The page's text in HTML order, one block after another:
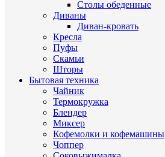
Столы обеденные
Диваны
Диван-кровать
Кресла
Пуфы
Скамьи
Шторы
Бытовая техника
Чайник
Термокружка
Блендер
Миксер
Кофемолки и кофемашины
Чоппер